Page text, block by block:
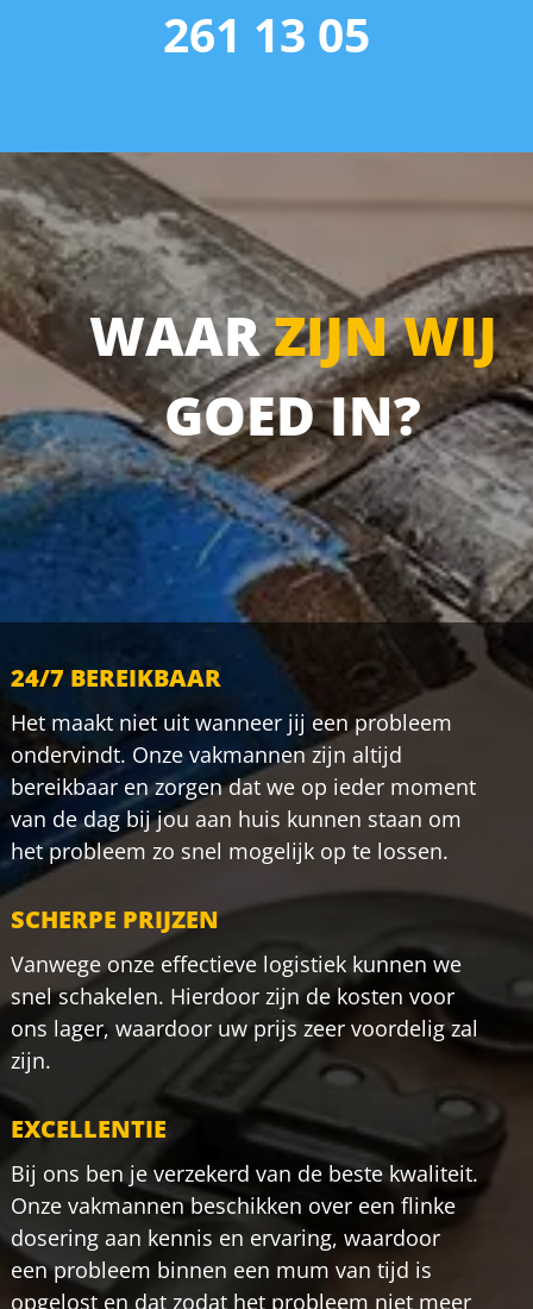
261 13 05
WAARZIJN WIJ
GOED IN?
24/7 BEREIKBAAR
Het maakt niet uit wanneer jij een probleem
ondervindt. Onze vakmannen zijn altijd
bereikbaar en zorgen dat we op ieder moment
van de dag bij jou aan huis kunnen staan om
het probleem zo snel mogelijk op te lossen.
SCHERPE PRIJZEN
Vanwege onze effectieve logistiek kunnen we
snel schakelen. Hierdoor zijn de kosten voor
ons lager, waardoor uw prijs zeer voordelig zal
zijn.
EXCELLENTIE
Bij ons ben je verzekerd van de beste kwaliteit.
Onze vakmannen beschikken over een flinke
dosering aan kennis en ervaring, waardoor
een probleem binnen een mum van tijd is
opgelost en dat zodat het probleem niet meer